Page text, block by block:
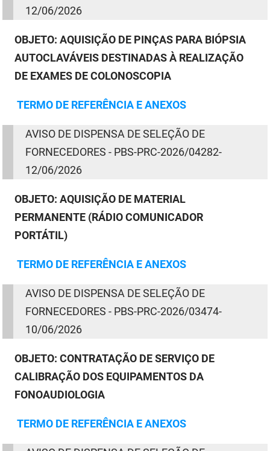
12/06/2026
OBJETO: AQUISIÇÃO DE PINÇAS PARA BIÓPSIA
AUTOCLAVÁVEIS DESTINADAS À REALIZAÇÃO
DE EXAMES DE COLONOSCOPIA
TERMO DE REFERÊNCIA E ANEXOS
AVISO DE DISPENSA DESELEÇÃO DE
FORNECEDORES - PBS-PRC-2026/04282-
12/06/2026
OBJETO: AQUISIÇÃO DE MATERIAL
PERMANENTE (RÁDIO COMUNICADOR
PORTÁTIL)
TERMO DE REFERÊNCIA E ANEXOS
AVISO DE DISPENSA DESELEÇÃO DE
FORNECEDORES - PBS-PRC-2026/03474-
10/06/2026
OBJETO: CONTRATAÇÃO DE SERVIÇO DE
CALIBRAÇÃO DOS EQUIPAMENTOS DA
FONOAUDIOLOGIA
TERMO DE REFERÊNCIA E ANEXOS